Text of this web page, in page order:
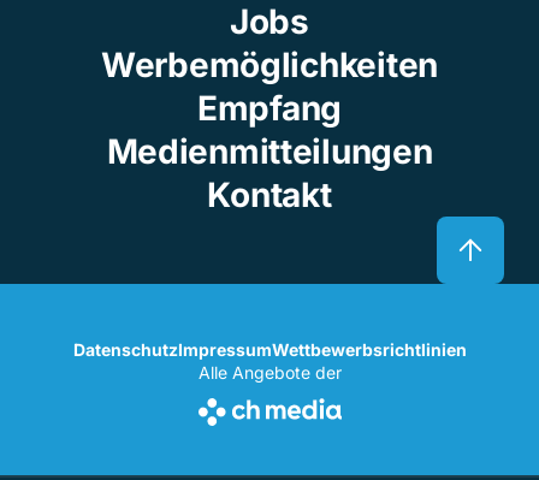
Jobs
Werbemöglichkeiten
Empfang
Medienmitteilungen
Kontakt
DatenschutzImpressumWettbewerbsrichtlinien
Alle Angebote der